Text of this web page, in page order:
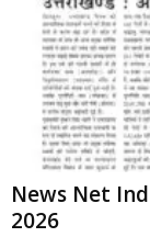
News Net
2026